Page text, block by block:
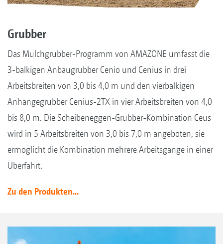
Grubber
Das Mulchgrubber-Programm von AMAZONE umfasst die
3-balkigen Anbaugrubber Cenio und Cenius in drei
Arbeitsbreiten von 3,0 bis 4,0 m und den vierbalkigen
Anhängegrubber Cenius-2TX in vier Arbeitsbreiten von 4,0
bis 8,0 m. Die Scheibeneggen-Grubber-Kombination Ceus
wird in 5 Arbeitsbreiten von 3,0 bis 7,0 m angeboten, sie
ermöglicht die Kombination mehrere Arbeitsgänge in einer
Überfahrt.
Zu den Produkten...